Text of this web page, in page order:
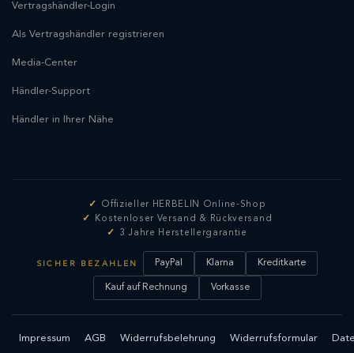
Vertragshändler-Login
Als Vertragshändler registrieren
Media-Center
Händler-Support
Händler in Ihrer Nähe
Offizieller HERBELIN Online-Shop
Kostenloser Versand & Rückversand
3 Jahre Herstellergarantie
SICHER BEZAHLEN PayPal Klarna Kreditkarte
Kauf auf Rechnung Vorkasse
Impressum AGB Widerrufsbelehrung Widerrufsformular